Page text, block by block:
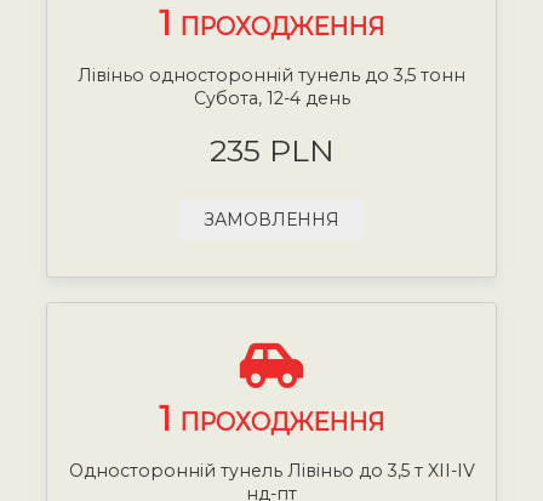
1 ПРОХОДЖЕННЯ
Лівіньо односторонній тунель до 3,5 тонн
Субота, 12-4 день
235 PLN
ЗАМОВЛЕННЯ
1 ПРОХОДЖЕННЯ
Односторонній тунель Лівіньо до 3,5 т XII-IV
нд-пт